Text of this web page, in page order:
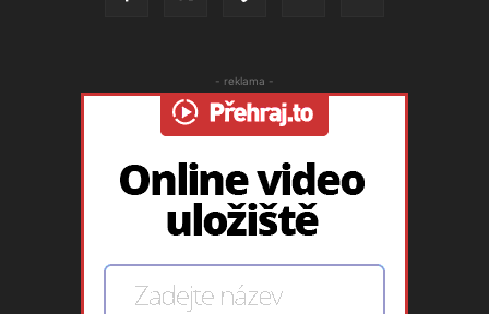
- reklama -